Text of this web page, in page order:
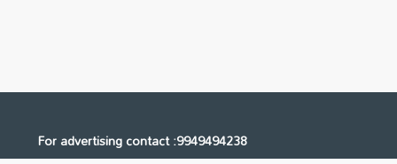
For advertising contact :9949494238